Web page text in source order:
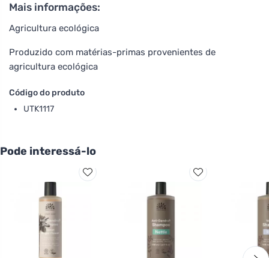
Mais informações:
Agricultura ecológica
Produzido com matérias-primas provenientes de
agricultura ecológica
Código do produto
UTK1117
Pode interessá-lo